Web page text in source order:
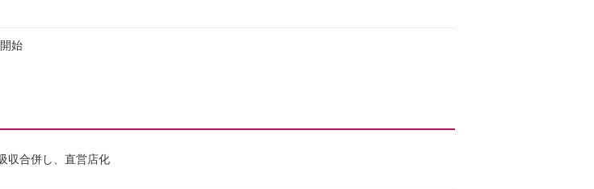
始
収合併し、直営店化